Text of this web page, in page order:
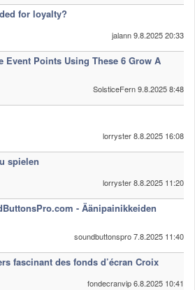
for loyalty?
jalann9.8.2025 20:33
Event Points Using These 6 Grow A
SolsticeFern9.8.2025 8:48
lorryster8.8.2025 16:08
spielen
lorryster8.8.2025 11:20
- Äänipainikkeiden
soundbuttonspro7.8.2025 11:40
fascinant des fonds d’écran Croix
fondecranvip6.8.2025 10:41